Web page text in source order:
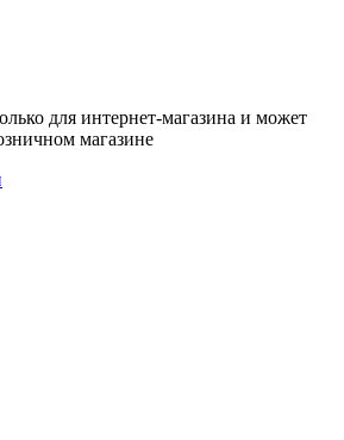
для интернет-магазина и может
магазине